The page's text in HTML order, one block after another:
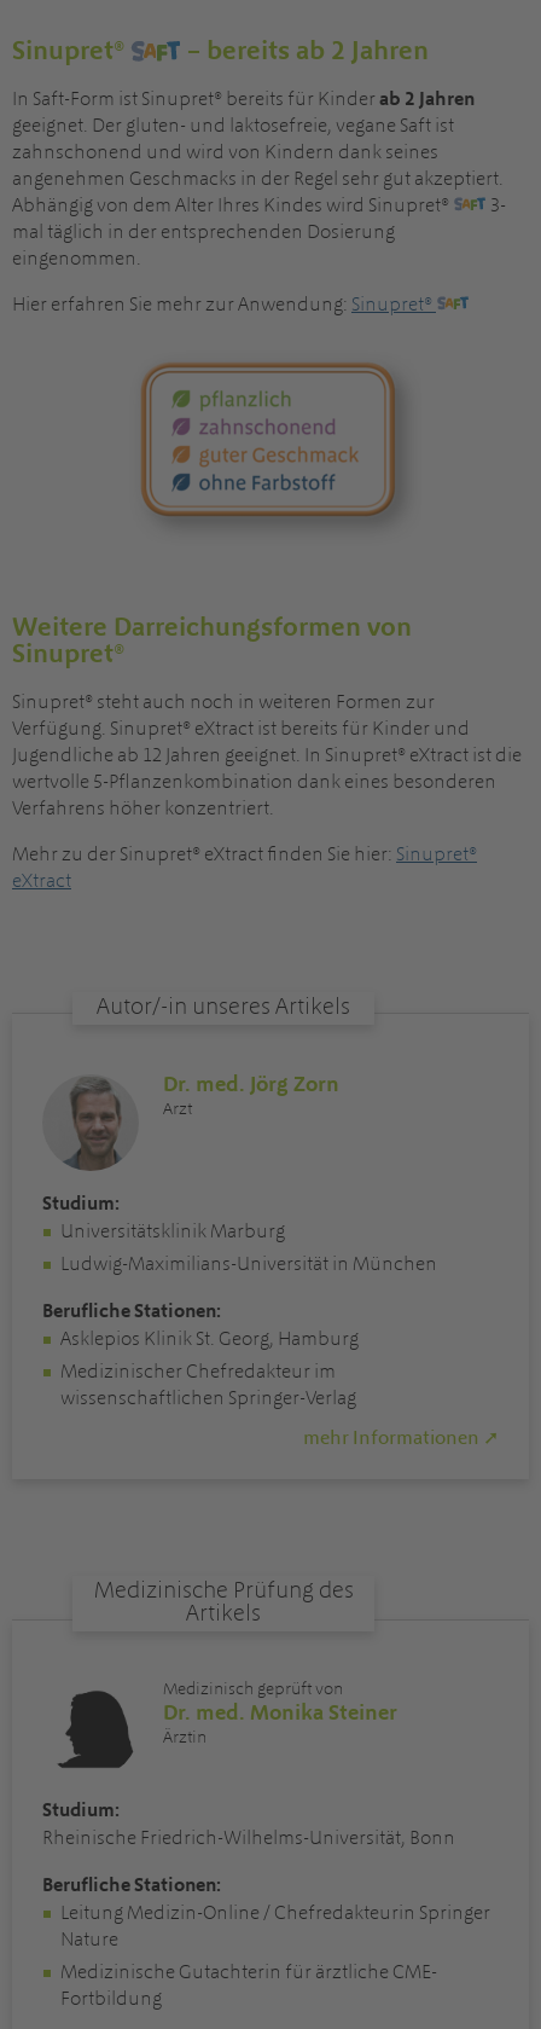
Sinupret® – bereits ab 2 Jahren
In Saft-Form ist Sinupret® bereits für Kinderab 2 Jahren
geeignet. Der gluten- und laktosefreie, vegane Saft ist
zahnschonend und wird von Kindern dank seines
angenehmen Geschmacks in der Regel sehr gut akzeptiert.
Abhängig von dem Alter Ihres Kindes wird Sinupret®
3-
mal täglich in der entsprechenden Dosierung
eingenommen.
Hier erfahren Sie mehr zur Anwendung: Sinupret®
Weitere Darreichungsformen von
Sinupret®
Sinupret® steht auch noch in weiteren Formen zur
Verfügung. Sinupret® eXtract ist bereits für Kinder und
Jugendliche ab 12 Jahren geeignet. In Sinupret® eXtract ist die
wertvolle 5-Pflanzenkombination dank eines besonderen
Verfahrens höher konzentriert.
Mehr zu der Sinupret® eXtract finden Sie hier: Sinupret®
eXtract
Autor/-in unseres Artikels
Dr. med. Jörg Zorn
Arzt
Studium:
Universitätsklinik Marburg
Ludwig-Maximilians-Universität in München
Berufliche Stationen:
Asklepios Klinik St. Georg, Hamburg
Medizinischer Chefredakteur im
wissenschaftlichen Springer-Verlag
mehr Informationen ➚
Medizinische Prüfung des
Artikels
Medizinisch geprüft von
Dr. med. Monika Steiner
Ärztin
Studium:
Rheinische Friedrich-Wilhelms-Universität, Bonn
Berufliche Stationen:
Leitung Medizin-Online / Chefredakteurin Springer
Nature
Medizinische Gutachterin für ärztliche CME-
Fortbildung